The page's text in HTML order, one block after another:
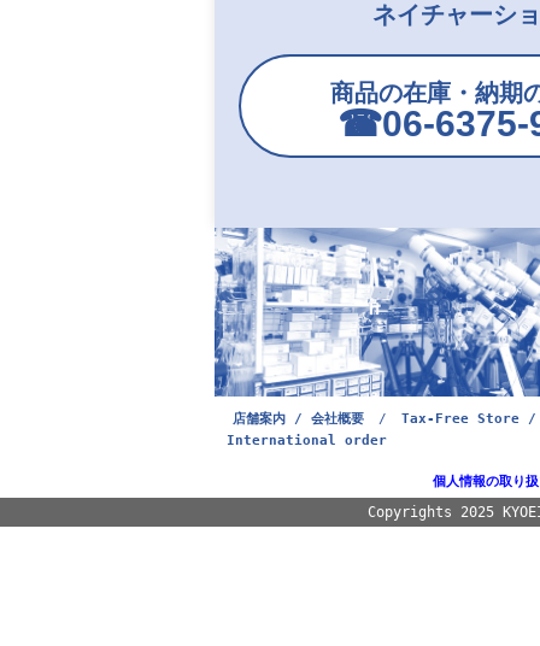
ネイチャーシ
商品の在庫・納期
☎︎06-6375-
店舗案内 / 会社概要 /
Tax-Free Store /
International order
個人情報の取り
Copyrights 2025